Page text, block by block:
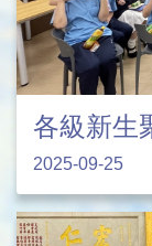
各級新生
2025-09-25